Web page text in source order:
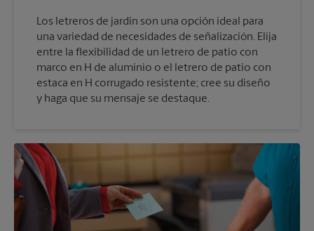
Los letreros de jardín son una opción ideal para
una variedad de necesidades de señalización. Elija
entre la flexibilidad de un letrero de patio con
marco en H de aluminio o el letrero de patio con
estaca en H corrugado resistente; cree su diseño
y haga que su mensaje se destaque.